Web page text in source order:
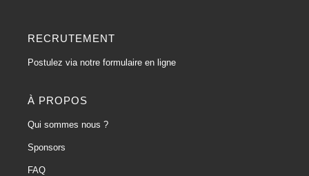
RECRUTEMENT
Postulez via notre formulaire en ligne
À PROPOS
Qui sommes nous ?
Sponsors
FAQ